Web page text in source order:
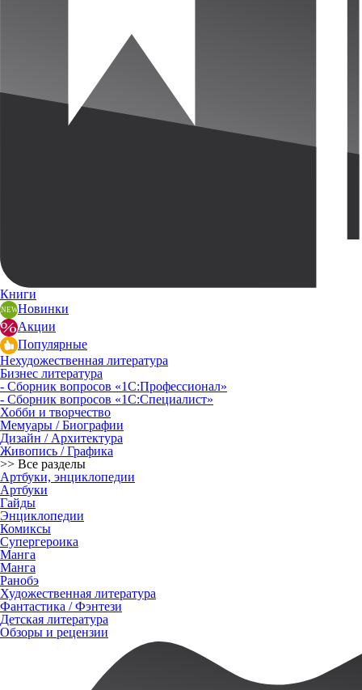
Книги
Новинки
Акции
Популярные
Нехудожественная литература
Бизнес литература
- Сборник вопросов «1С:Профессионал»
- Сборник вопросов «1С:Специалист»
Хобби и творчество
Мемуары / Биографии
Дизайн / Архитектура
Живопись / Графика
>> Все разделы
Артбуки, энциклопедии
Артбуки
Гайды
Энциклопедии
Комиксы
Супергероика
Манга
Манга
Ранобэ
Художественная литература
Фантастика / Фэнтези
Детская литература
Обзоры и рецензии